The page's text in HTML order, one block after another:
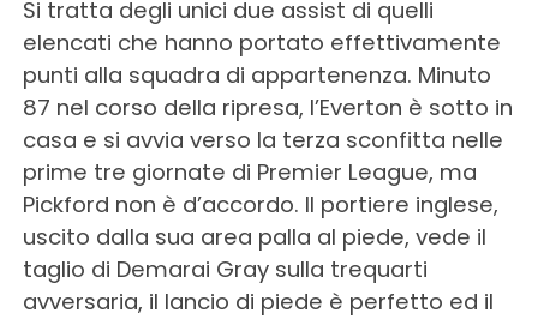
Si tratta degli unici due assist di quelli
elencati che hanno portato effettivamente
punti alla squadra di appartenenza. Minuto
87 nel corso della ripresa, l’Everton è sotto in
casa e si avvia verso la terza sconfitta nelle
prime tre giornate di Premier League, ma
Pickford non è d’accordo. Il portiere inglese,
uscito dalla sua area palla al piede, vede il
taglio di Demarai Gray sulla trequarti
avversaria, il lancio di piede è perfetto ed il